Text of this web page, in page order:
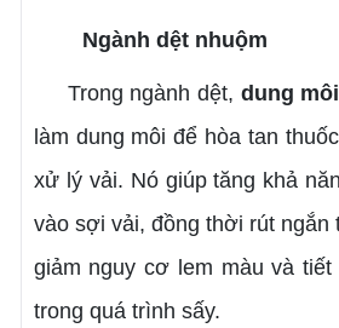
Ngành dệt nhuộm
Trong ngành dệt, dung
làm dung môi để hòa tan
xử lý vải. Nó giúp tăng khả
vào sợi vải, đồng thời rút ngắn
giảm nguy cơ lem màu và
trong quá trình sấy.